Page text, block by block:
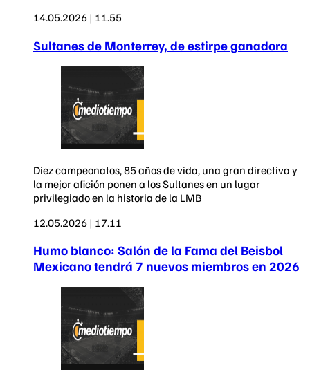
14.05.2026 | 11.55
Sultanes de Monterrey, de estirpe ganadora
Diez campeonatos, 85 años de vida, una gran directiva y
la mejor afición ponen a los Sultanes en un lugar
privilegiado en la historia de la LMB
12.05.2026 | 17.11
Humo blanco: Salón de la Fama del Beisbol
Mexicano tendrá 7 nuevos miembros en 2026